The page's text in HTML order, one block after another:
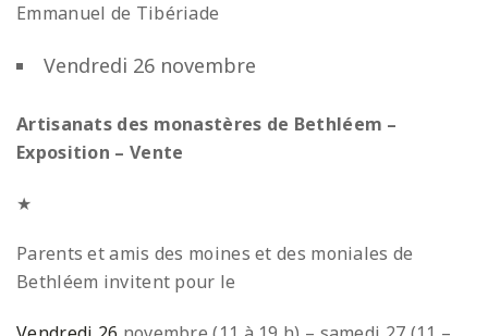
Emmanuel de Tibériade
Vendredi 26 novembre
Artisanats des monastères de Bethléem –
Exposition – Vente
★
Parents et amis des moines et des moniales de
Bethléem invitent pour le